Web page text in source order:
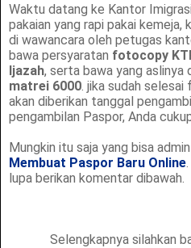
Waktu datang ke Kantor
pakaian yang rapi pakai kemeja,
di wawancara oleh petugas
bawa persyaratan fotocopy
Ijazah, serta bawa yang aslinya
matrei 6000 . jika sudah
akan diberikan tanggal
pengambilan Paspor, Anda
Mungkin itu saja yang bisa
Membuat Paspor Baru Online
lupa berikan komentar dibawah.
Selengkapnya silahkan